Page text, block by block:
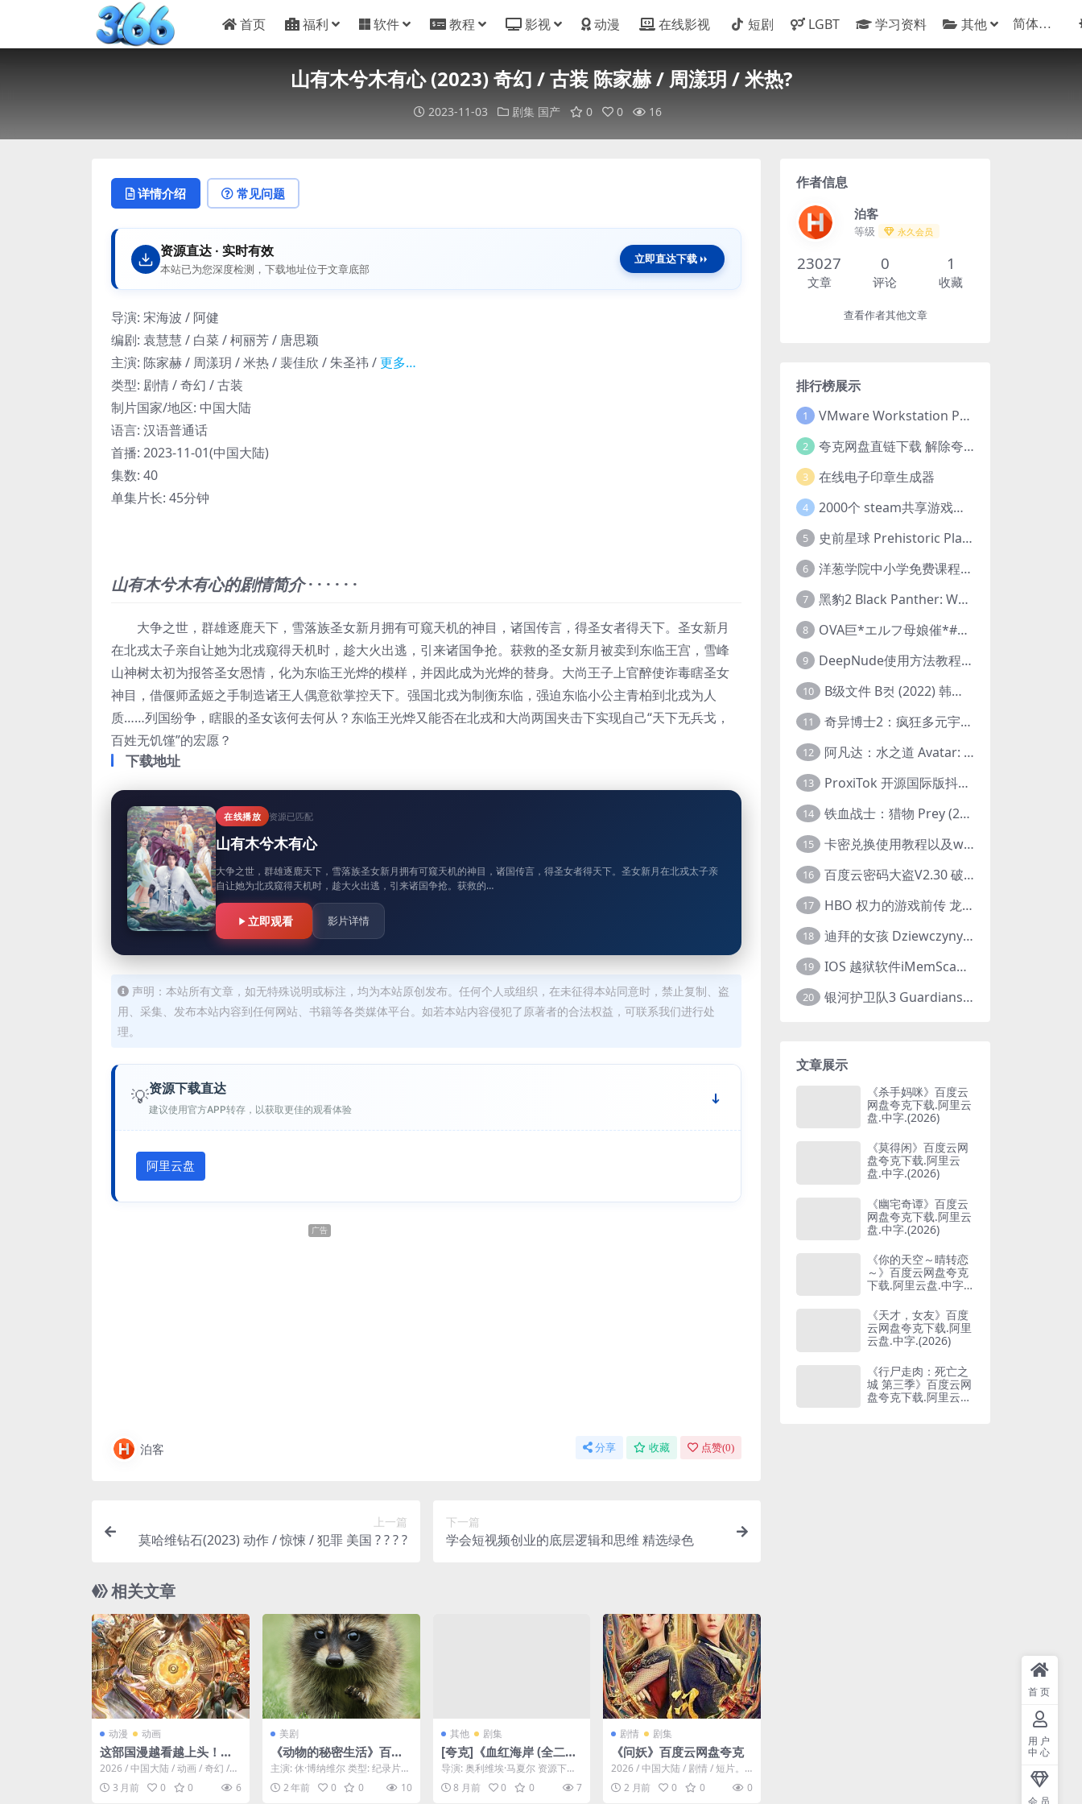
首页 福利 软件 教程 影视 动漫 在线影视 短剧 LGBT 学习资料 其他
山有木兮木有心 (2023) 奇幻 / 古装 陈家赫 / 周漾玥 / 米热?
2023-11-03 剧集 国产 0 0 16
详情介绍 常见问题
资源直达 · 实时有效
本站已为您深度检测，下载地址位于文章底部
立即直达下载
导演: 宋海波 / 阿健
编剧: 袁慧慧 / 白菜 / 柯丽芳 / 唐思颖
主演: 陈家赫 / 周漾玥 / 米热 / 裴佳欣 / 朱圣祎 /更多…
类型: 剧情 / 奇幻 / 古装
制片国家/地区: 中国大陆
语言: 汉语普通话
首播: 2023-11-01(中国大陆)
集数: 40
单集片长: 45分钟
山有木兮木有心的剧情简介· · · · · ·
大争之世，群雄逐鹿天下，雪落族圣女新月拥有可窥天机的神目，诸国传言，得圣女者得天下。圣女新月
在北戎太子亲自让她为北戎窥得天机时，趁大火出逃，引来诸国争抢。获救的圣女新月被卖到东临王宫，雪峰
山神树太初为报答圣女恩情，化为东临王光烨的模样，并因此成为光烨的替身。大尚王子上官醉使诈毒瞎圣女
神目，借偃师孟姬之手制造诸王人偶意欲掌控天下。强国北戎为制衡东临，强迫东临小公主青柏到北戎为人
质……列国纷争，瞎眼的圣女该何去何从？东临王光烨又能否在北戎和大尚两国夹击下实现自己“天下无兵戈，
百姓无饥馑”的宏愿？
下载地址
在线播放 资源已匹配
山有木兮木有心
大争之世，群雄逐鹿天下，雪落族圣女新月拥有可窥天机的神目，诸国传言，得圣女者得天下。圣女新月在北戎太子亲
自让她为北戎窥得天机时，趁大火出逃，引来诸国争抢。获救的…
立即观看 影片详情
声明：本站所有文章，如无特殊说明或标注，均为本站原创发布。任何个人或组织，在未征得本站同意时，禁止复制、盗
用、采集、发布本站内容到任何网站、书籍等各类媒体平台。如若本站内容侵犯了原著者的合法权益，可联系我们进行处
理。
💡资源下载直达
建议使用官方APP转存，以获取更佳的观看体验
阿里云盘
广告
泊客 分享 收藏 点赞(0)
上一篇
莫哈维钻石(2023) 动作 / 惊悚 / 犯罪 美国 ? ? ? ?
下一篇
学会短视频创业的底层逻辑和思维 精选绿色
相关文章
动漫 动画
这部国漫越看越上头！
《大道独行之蝶龙变》 20
26 4K 夸克网盘 未删减 限
时转存
2026 / 中国大陆 / 动画 / 奇幻 /
冒险。洛离从⼩被困于⽆灵之地
银州...3 月前 0 0 6
美剧
《动物的秘密生活》百度
云网盘下载.阿里云盘.英语
中字.(2024)
主演: 休·博纳维尔 类型: 纪录片
资源下载：动物的秘密生活下载
阿里云盘,百度...
2 年前 0 0 10
其他 剧集
[夸克]《血红海岸 (全二
季)》-2024-1080P法式悬
疑-动作/犯罪-[FR]
导演: 奥利维埃·马夏尔 资源下
载：血红海岸第二季下载阿里云
盘,百度云盘,免费在...
8 月前 0 0 7
剧情 剧集
《问妖》百度云网盘夸克
2026 / 中国大陆 / 剧情 / 短片。
该剧剧情以“双时空穿越+东方妖
邪探案...
2 月前 0 0 0
作者信息
泊客
等级 永久会员
23027
文章
0
评论
1
收藏
查看作者其他文章
排行榜展示
1 VMware Workstation Pro 16 永久激活密钥(序列号)
2 夸克网盘直链下载 解除夸克网盘下载限制 油猴脚本
3 在线电子印章生成器
4 2000个 steam共享游戏账号 离线steam账号分享
5 史前星球 Prehistoric Planet (2022) 中字 1080p 高清 阿里云盘 2022.5.27已更新全集
6 洋葱学院中小学免费课程集合 云盘下载
7 黑豹2 Black Panther: Wakanda Forever (2022) 高清版
8 OVA巨*エルフ母娘催*#1エルフの国を蹂*する男。汚された女王と姫
9 DeepNude使用方法教程FAQ
10 B级文件 B컷 (2022) 韩国大尺度剧情电影 1080P 中字
11 奇异博士2：疯狂多元宇宙 Doctor Strange in the Multiverse of Madness (2022) 高清版1080p
12 阿凡达：水之道 Avatar: The Way of Water (2022) 1080p 2k 4k 中文字幕
13 ProxiTok 开源国际版抖音TikTok网页版 国内网络直连
14 铁血战士：猎物 Prey (2022) 中英字幕 1080P
15 卡密兑换使用教程以及windows使用教程
16 百度云密码大盗V2.30 破解分享链接提取码
17 HBO 权力的游戏前传 龙之家族 House of the Dragon (2022) 中字 1080P 更新4集
18 迪拜的女孩 Dziewczyny z Dubaju (2021) 1080P 中字
19 IOS 越狱软件iMemScan version1.2.6 游戏内存修改器
20 银河护卫队3 Guardians of the Galaxy Vol. 3 (2023)4K高清资源1080p只分享精品
文章展示
《杀手妈咪》百度云
网盘夸克下载.阿里云
盘.中字.(2026)
《莫得闲》百度云网
盘夸克下载.阿里云
盘.中字.(2026)
《幽宅奇谭》百度云
网盘夸克下载.阿里云
盘.中字.(2026)
《你的天空～晴转恋
～》百度云网盘夸克
下载.阿里云盘.中字.
《天才，女友》百度
云网盘夸克下载.阿里
云盘.中字.(2026)
《行尸走肉：死亡之
城 第三季》百度云网
盘夸克下载.阿里云
首页
用户
中心
会员